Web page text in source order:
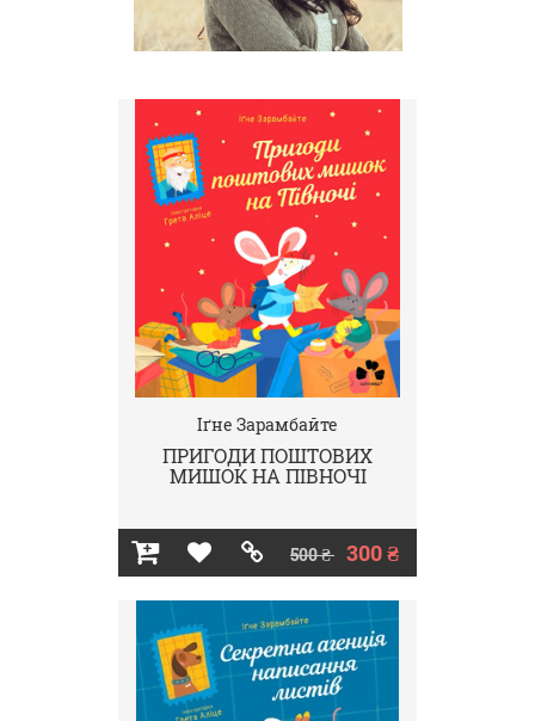
Іґне Зарамбайте
ПРИГОДИ ПОШТОВИХ
МИШОК НА ПІВНОЧІ
500 ₴ 300 ₴